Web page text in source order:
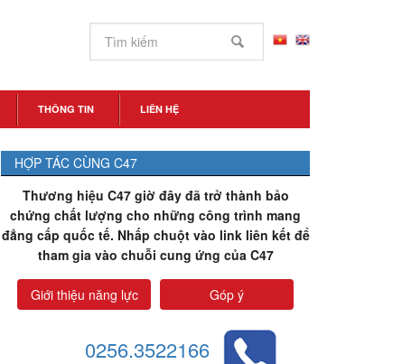
THÔNG TIN LIÊN HỆ
HỢP TÁC CÙNG C47
Thương hiệu C47 giờ đây đã trở thành bảo
chứng chất lượng cho những công trình mang
đẳng cấp quốc tế. Nhấp chuột vào link liên kết để
tham gia vào chuỗi cung ứng của C47
Giới thiệu năng lực Góp ý
0256.3522166